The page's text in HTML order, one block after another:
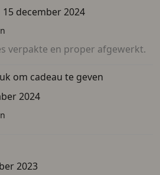
15 december 2024
verpakte en proper afgewerkt.
om cadeau te geven
2024
2023